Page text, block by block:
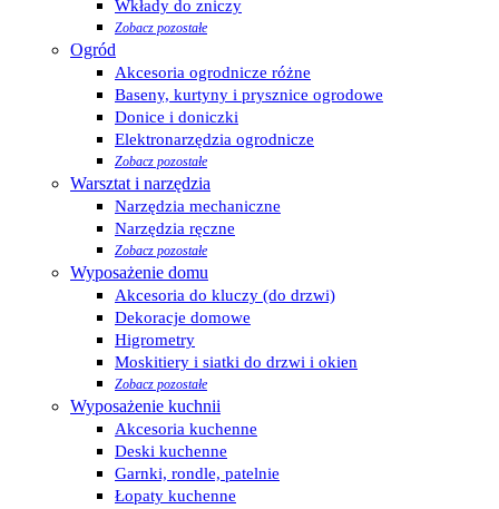
Wkłady do zniczy
Zobacz pozostałe
Ogród
Akcesoria ogrodnicze różne
Baseny, kurtyny i prysznice ogrodowe
Donice i doniczki
Elektronarzędzia ogrodnicze
Zobacz pozostałe
Warsztat i narzędzia
Narzędzia mechaniczne
Narzędzia ręczne
Zobacz pozostałe
Wyposażenie domu
Akcesoria do kluczy (do drzwi)
Dekoracje domowe
Higrometry
Moskitiery i siatki do drzwi i okien
Zobacz pozostałe
Wyposażenie kuchnii
Akcesoria kuchenne
Deski kuchenne
Garnki, rondle, patelnie
Łopaty kuchenne